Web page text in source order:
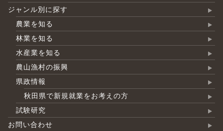
ジャンル別に探す
農業を知る
林業を知る
水産業を知る
農山漁村の振興
県政情報
秋田県で新規就業をお考えの方
試験研究
お問い合わせ